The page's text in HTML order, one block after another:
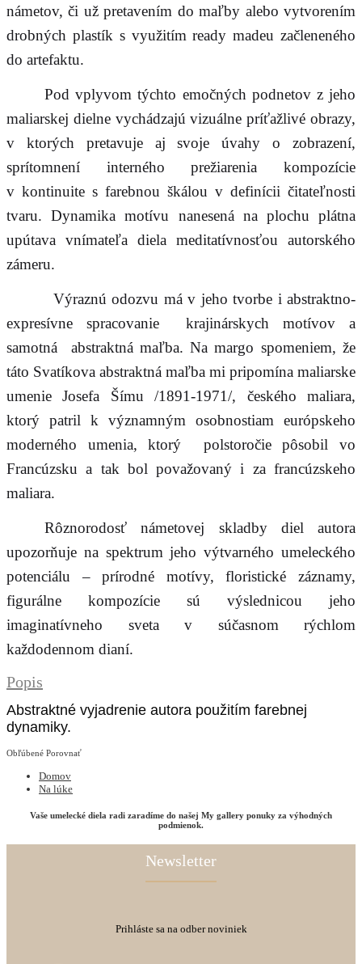
námetov, či už pretavením do maľby alebo vytvorením
drobných plastík s využitím ready madeu začleneného
do artefaktu.
Pod vplyvom týchto emočných podnetov z jeho
maliarskej dielne vychádzajú vizuálne príťažlivé obrazy,
v ktorých pretavuje aj svoje úvahy o zobrazení,
sprítomnení interného prežiarenia kompozície
v kontinuite s farebnou škálou v definícii čitateľnosti
tvaru. Dynamika motívu nanesená na plochu plátna
upútava vnímateľa diela meditatívnosťou autorského
zámeru.
Výraznú odozvu má v jeho tvorbe i abstraktno-
expresívne spracovanie krajinárskych motívov a
samotná abstraktná maľba. Na margo spomeniem, že
táto Svatíkova abstraktná maľba mi pripomína maliarske
umenie Josefa Šímu /1891-1971/, českého maliara,
ktorý patril k významným osobnostiam európskeho
moderného umenia, ktorý polstoročie pôsobil vo
Francúzsku a tak bol považovaný i za francúzskeho
maliara.
Rôznorodosť námetovej skladby diel autora
upozorňuje na spektrum jeho výtvarného umeleckého
potenciálu – prírodné motívy, floristické záznamy,
figurálne kompozície sú výslednicou jeho
imaginatívneho sveta v súčasnom rýchlom
každodennom dianí.
Popis
Abstraktné vyjadrenie autora použitím farebnej
dynamiky.
Obľúbené Porovnať
Domov
Na lúke
Vaše umelecké diela radi zaradíme do našej My gallery ponuky za výhodných
podmienok.
Newsletter
Prihláste sa na odber noviniek